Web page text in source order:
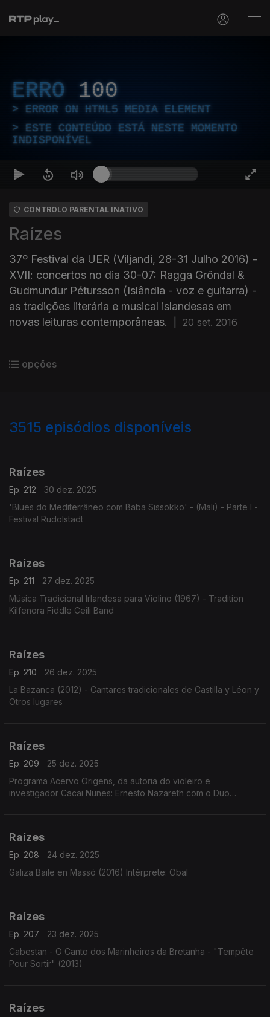
ERRO 100
ERROR ON HTML5 MEDIA ELEMENT
ESTE CONTEÚDO ESTÁ NESTE MOMENTO
INDISPONÍVEL
CONTROLO PARENTAL INATIVO
Raízes
37º Festival da UER (Viljandi, 28-31 Julho 2016) -
XVII: concertos no dia 30-07: Ragga Gröndal &
Gudmundur Pétursson (Islândia - voz e guitarra) -
as tradições literária e musical islandesas em
novas leituras contemporâneas.
20 set. 2016
opções
3515 episódios disponíveis
Raízes
Ep. 212
30 dez. 2025
'Blues do Mediterrâneo com Baba Sissokko' - (Mali) - Parte I -
Festival Rudolstadt
Raízes
Ep. 211
27 dez. 2025
Música Tradicional Irlandesa para Violino (1967) - Tradition
Kilfenora Fiddle Ceili Band
Raízes
Ep. 210
26 dez. 2025
La Bazanca (2012) - Cantares tradicionales de Castilla y Léon y
Otros lugares
Raízes
Ep. 209
25 dez. 2025
Programa Acervo Origens, da autoria do violeiro e
investigador Cacai Nunes: Ernesto Nazareth com o Duo
Raízes
Ep. 208
24 dez. 2025
Galiza Baile en Massó (2016) Intérprete: Obal
Raízes
Ep. 207
23 dez. 2025
Cabestan - O Canto dos Marinheiros da Bretanha - "Tempête
Pour Sortir" (2013)
Raízes